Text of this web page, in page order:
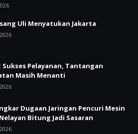
Uli Menyatukan Jakarta
Sukses Pelayanan, Tantangan
Masih Menanti
Dugaan Jaringan Pencuri Mesin
Bitung Jadi Sasaran